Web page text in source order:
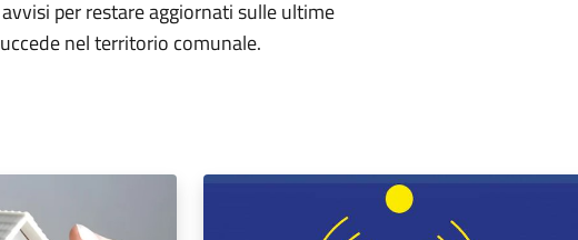
per restare aggiornati sulle ultime
nel territorio comunale.